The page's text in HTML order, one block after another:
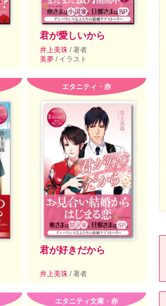
君が愛しいから
井上美珠 / 著者
美夢 / イラスト
エタニティ・赤
君が好きだから
井上美珠 / 著者
エタニティ文庫・赤